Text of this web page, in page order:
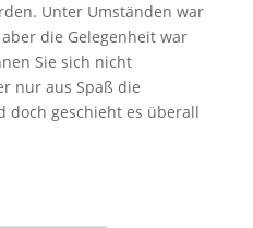
Unter Umständen war
die Gelegenheit war
Sie sich nicht
nur aus Spaß die
doch geschieht es überall